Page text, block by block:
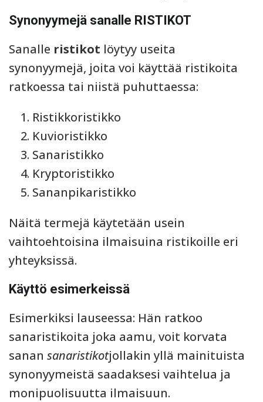
Synonyymejä sanalle RISTIKOT
Sanalle ristikot löytyy useita
synonyymejä, joita voi käyttää ristikoita
ratkoessa tai niistä puhuttaessa:
Ristikkoristikko
Kuvioristikko
Sanaristikko
Kryptoristikko
Sananpikaristikko
Näitä termejä käytetään usein
vaihtoehtoisina ilmaisuina ristikoille eri
yhteyksissä.
Käyttö esimerkeissä
Esimerkiksi lauseessa: Hän ratkoo
sanaristikoita joka aamu, voit korvata
sanan sanaristikotjollakin yllä mainituista
synonyymeistä saadaksesi vaihtelua ja
monipuolisuutta ilmaisuun.